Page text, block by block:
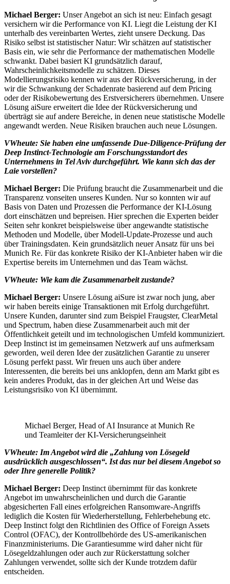
Michael Berger: Unser Angebot an sich ist neu: Einfach gesagt
versichern wir die Performance von KI. Liegt die Leistung der KI
unterhalb des vereinbarten Wertes, zieht unsere Deckung. Das
Risiko selbst ist statistischer Natur: Wir schätzen auf statistischer
Basis ein, wie sehr die Performance der mathematischen Modelle
schwankt. Dabei basiert KI grundsätzlich darauf,
Wahrscheinlichkeitsmodelle zu schätzen. Dieses
Modellierungsrisiko kennen wir aus der Rückversicherung, in der
wir die Schwankung der Schadenrate basierend auf dem Pricing
oder der Risikobewertung des Erstversicherers übernehmen. Unsere
Lösung aiSure erweitert die Idee der Rückversicherung und
überträgt sie auf andere Bereiche, in denen neue statistische Modelle
angewandt werden. Neue Risiken brauchen auch neue Lösungen.
VWheute: Sie haben eine umfassende Due-Diligence-Prüfung der
Deep Instinct-Technologie am Forschungsstandort des
Unternehmens in Tel Aviv durchgeführt. Wie kann sich das der
Laie vorstellen?
Michael Berger: Die Prüfung braucht die Zusammenarbeit und die
Transparenz vonseiten unseres Kunden. Nur so konnten wir auf
Basis von Daten und Prozessen die Performance der KI-Lösung
dort einschätzen und bepreisen. Hier sprechen die Experten beider
Seiten sehr konkret beispielsweise über angewandte statistische
Methoden und Modelle, über Modell-Update-Prozesse und auch
über Trainingsdaten. Kein grundsätzlich neuer Ansatz für uns bei
Munich Re. Für das konkrete Risiko der KI-Anbieter haben wir die
Expertise bereits im Unternehmen und das Team wächst.
VWheute: Wie kam die Zusammenarbeit zustande?
Michael Berger: Unsere Lösung aiSure ist zwar noch jung, aber
wir haben bereits einige Transaktionen mit Erfolg durchgeführt.
Unsere Kunden, darunter sind zum Beispiel Fraugster, ClearMetal
und Spectrum, haben diese Zusammenarbeit auch mit der
Öffentlichkeit geteilt und im technologischen Umfeld kommuniziert.
Deep Instinct ist im gemeinsamen Netzwerk auf uns aufmerksam
geworden, weil deren Idee der zusätzlichen Garantie zu unserer
Lösung perfekt passt. Wir freuen uns auch über andere
Interessenten, die bereits bei uns anklopfen, denn am Markt gibt es
kein anderes Produkt, das in der gleichen Art und Weise das
Leistungsrisiko von KI übernimmt.
Michael Berger, Head of AI Insurance at Munich Re
und Teamleiter der KI-Versicherungseinheit
VWheute: Im Angebot wird die „Zahlung von Lösegeld
ausdrücklich ausgeschlossen“. Ist das nur bei diesem Angebot so
oder Ihre generelle Politik?
Michael Berger: Deep Instinct übernimmt für das konkrete
Angebot im unwahrscheinlichen und durch die Garantie
abgesicherten Fall eines erfolgreichen Ransomware-Angriffs
lediglich die Kosten für Wiederherstellung, Fehlerbehebung etc.
Deep Instinct folgt den Richtlinien des Office of Foreign Assets
Control (OFAC), der Kontrollbehörde des US-amerikanischen
Finanzministeriums. Die Garantiesumme wird daher nicht für
Lösegeldzahlungen oder auch zur Rückerstattung solcher
Zahlungen verwendet, sollte sich der Kunde trotzdem dafür
entscheiden.